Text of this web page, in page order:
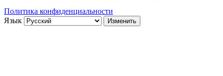
Политика конфиденциальности
Язык